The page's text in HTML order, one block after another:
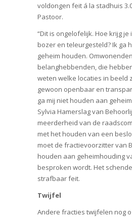
voldongen feit á la stadhuis
Pastoor.
“Dit is ongelofelijk. Hoe krijg
bozer en teleurgesteld? Ik ga
geheim houden.
belanghebbenden, die
weten welke locaties in beeld
gewoon openbaar en
ga mij niet houden aan
Sylvia Hamerslag van
meerderheid van de
met het houden van een
moet de fractievoorzitter van
houden aan geheimhouding
besproken wordt. Het
strafbaar feit.
Twijfel
Andere fracties twijfelen nog